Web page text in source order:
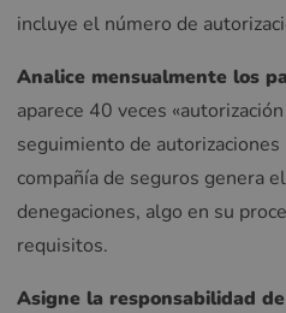
incluye el número de
Analice mensualmente los
aparece 40 veces
seguimiento de autorizaciones
compañía de seguros genera
denegaciones, algo en su
requisitos.
Asigne la responsabilidad